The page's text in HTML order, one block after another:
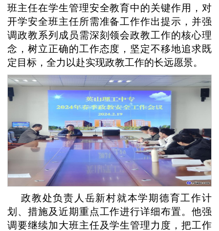
班主任在学生管理安全教育中的关键作用，对
开学安全班主任所需准备工作作出提示，并强
调政教系列成员需深刻领会政教工作的核心理
念，树立正确的工作态度，坚定不移地追求既
定目标，全力以赴实现政教工作的长远愿景。
政教处负责人岳新村就本学期德育工作计
划、措施及近期重点工作进行详细布置。他强
调要继续加大班主任及学生管理力度，把工作